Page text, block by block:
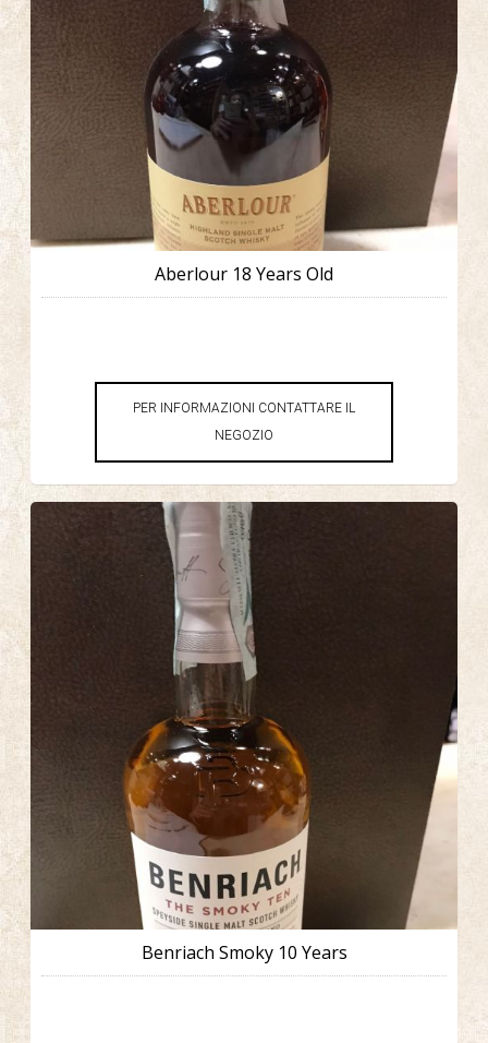
Aberlour 18 Years Old
PER INFORMAZIONI CONTATTARE IL
NEGOZIO
Benriach Smoky 10 Years